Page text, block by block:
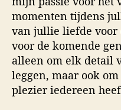
momenten tijdens
van jullie liefde
voor de komende
alleen om elk detail
leggen, maar ook
plezier iedereen